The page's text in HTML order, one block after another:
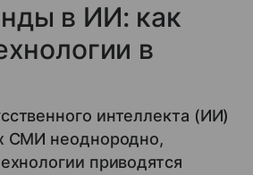
в ИИ: как
в
интеллекта (ИИ)
СМИ неоднородно,
приводятся